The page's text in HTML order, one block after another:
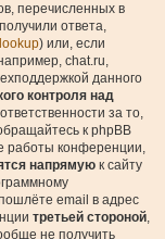
перечисленных в
ответа,
) или, если
chat.ru,
данного
контроля над
за то,
к phpBB
работы конференции,
напрямую к сайту
email в адрес
третьей стороной,
не получить